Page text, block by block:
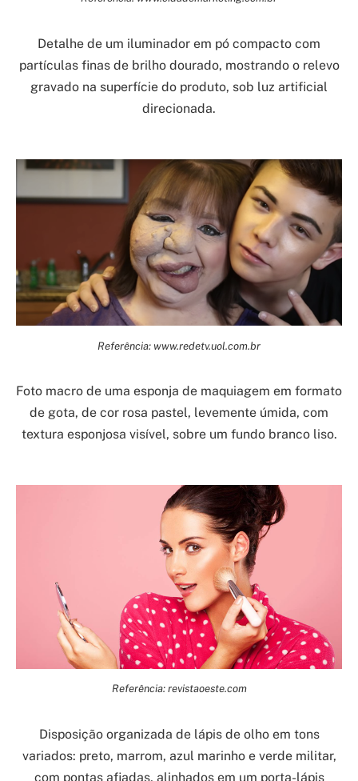
Detalhe de um iluminador em pó compacto com
partículas finas de brilho dourado, mostrando o relevo
gravado na superfície do produto, sob luz artificial
direcionada.
Referência: www.redetv.uol.com.br
Foto macro de uma esponja de maquiagem em formato
de gota, de cor rosa pastel, levemente úmida, com
textura esponjosa visível, sobre um fundo branco liso.
Referência: revistaoeste.com
Disposição organizada de lápis de olho em tons
variados: preto, marrom, azul marinho e verde militar,
com pontas afiadas, alinhados em um porta-lápis